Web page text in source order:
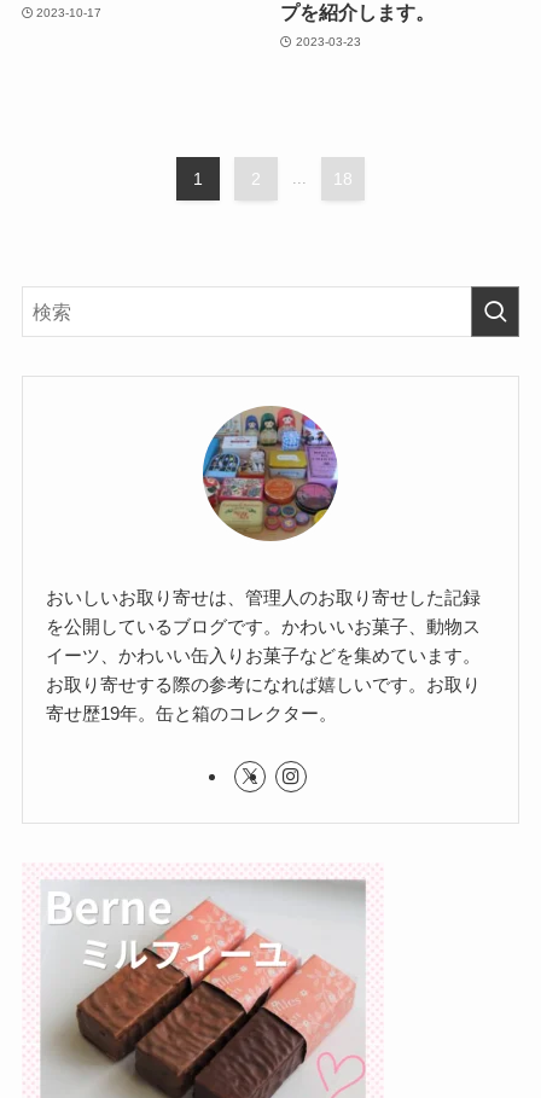
2023-10-17
プを紹介します。
2023-03-23
1 2 ... 18
おいしいお取り寄せは、管理人のお取り寄せした記録
を公開しているブログです。かわいいお菓子、動物ス
イーツ、かわいい缶入りお菓子などを集めています。
お取り寄せする際の参考になれば嬉しいです。お取り
寄せ歴19年。缶と箱のコレクター。